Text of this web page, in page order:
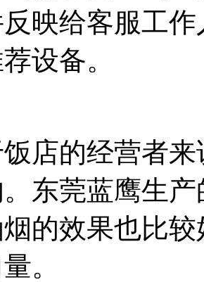
映给客服工
设备。
的经营者来
东莞蓝鹰生
烟的效果也比
。